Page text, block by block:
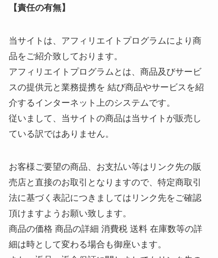
【責任の有無】
当サイトは、アフィリエイトプログラムにより商
品をご紹介致しております。
アフィリエイトプログラムとは、商品及びサービ
スの提供元と業務提携を 結び商品やサービスを紹
介するインターネット上のシステムです。
従いまして、当サイトの商品は当サイトが販売し
ている訳ではありません。
お客様ご要望の商品、お支払い等はリンク先の販
売店と直接のお取引となりますので、特定商取引
法に基づく表記につきましてはリンク先をご確認
頂けますようお願い致します。
商品の価格 商品の詳細 消費税 送料 在庫数等の詳
細は時として変わる場合も御座います。